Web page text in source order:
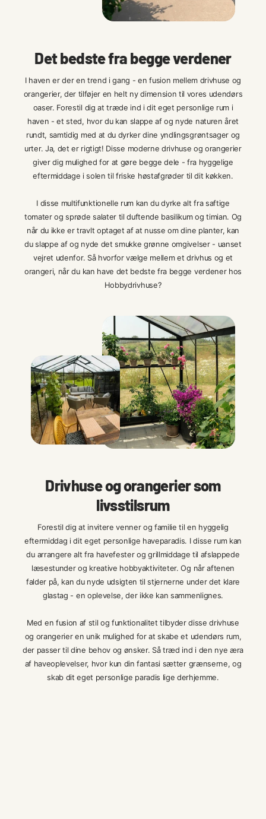
Det bedste fra begge verdener
I haven er der en trend i gang - en fusion mellem drivhuse og
orangerier, der tilføjer en helt ny dimension til vores udendørs
oaser. Forestil dig at træde ind i dit eget personlige rum i
haven - et sted, hvor du kan slappe af og nyde naturen året
rundt, samtidig med at du dyrker dine yndlingsgrøntsager og
urter. Ja, det er rigtigt! Disse moderne drivhuse og orangerier
giver dig mulighed for at gøre begge dele - fra hyggelige
eftermiddage i solen til friske høstafgrøder til dit køkken.
I disse multifunktionelle rum kan du dyrke alt fra saftige
tomater og sprøde salater til duftende basilikum og timian. Og
når du ikke er travlt optaget af at nusse om dine planter, kan
du slappe af og nyde det smukke grønne omgivelser - uanset
vejret udenfor. Så hvorfor vælge mellem et drivhus og et
orangeri, når du kan have det bedste fra begge verdener hos
Hobbydrivhuse?
Drivhuse og orangerier som
livsstilsrum
Forestil dig at invitere venner og familie til en hyggelig
eftermiddag i dit eget personlige haveparadis. I disse rum kan
du arrangere alt fra havefester og grillmiddage til afslappede
læsestunder og kreative hobbyaktiviteter. Og når aftenen
falder på, kan du nyde udsigten til stjernerne under det klare
glastag - en oplevelse, der ikke kan sammenlignes.
Med en fusion af stil og funktionalitet tilbyder disse drivhuse
og orangerier en unik mulighed for at skabe et udendørs rum,
der passer til dine behov og ønsker. Så træd ind i den nye æra
af haveoplevelser, hvor kun din fantasi sætter grænserne, og
skab dit eget personlige paradis lige derhjemme.